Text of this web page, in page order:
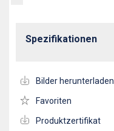
Spezifikationen
Bilder herunterladen
Favoriten
Produktzertifikat